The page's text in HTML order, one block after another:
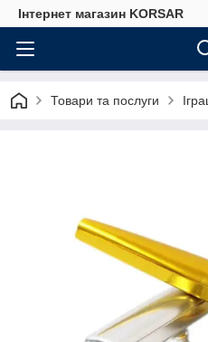
Iнтернет магазин KORSAR
Товари та послуги